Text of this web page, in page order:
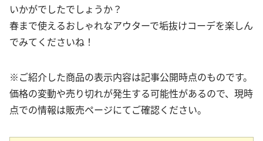
いかがでしたでしょうか？
春まで使えるおしゃれなアウターで垢抜けコーデを楽しん
でみてくださいね！
※ご紹介した商品の表示内容は記事公開時点のものです。
価格の変動や売り切れが発生する可能性があるので、現時
点での情報は販売ページにてご確認ください。